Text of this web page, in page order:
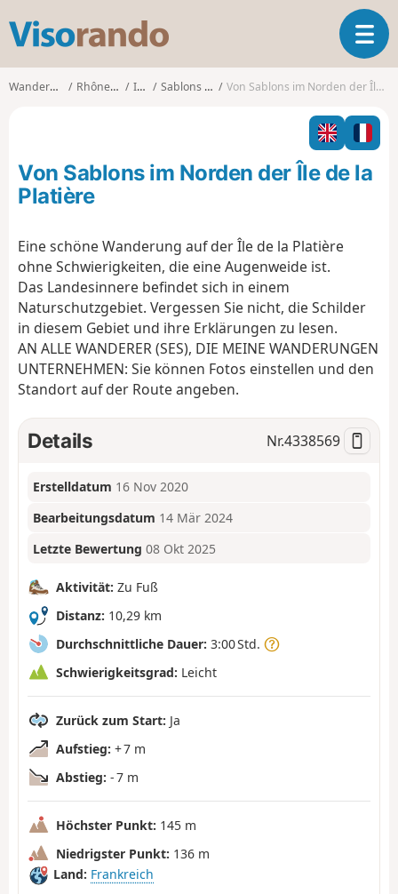
s
o
o
T
o
g
l
n
a
o
Wanderungen Rhône-Alpes Isère Sablons (Isère) Von Sablons im Norden der Île de la Platière
Von Sablons im Norden der Île de la
Platière
Eine schöne Wanderung auf der Île de la Platière
ohne Schwierigkeiten, die eine Augenweide ist.
Das Landesinnere befindet sich in einem
Naturschutzgebiet. Vergessen Sie nicht, die Schilder
in diesem Gebiet und ihre Erklärungen zu lesen.
AN ALLE WANDERER (SES), DIE MEINE WANDERUNGEN
UNTERNEHMEN: Sie können Fotos einstellen und den
Standort auf der Route angeben.
Details Nr.4338569
Erstelldatum 16 Nov 2020
Bearbeitungsdatum 14 Mär 2024
Letzte Bewertung 08 Okt 2025
Aktivität: Zu Fuß
Distanz: 10,29 km
Durchschnittliche Dauer: 3:00 Std.
Schwierigkeitsgrad: Leicht
Zurück zum Start: Ja
Aufstieg: + 7 m
Abstieg: - 7 m
Höchster Punkt: 145 m
Niedrigster Punkt: 136 m
Land: Frankreich